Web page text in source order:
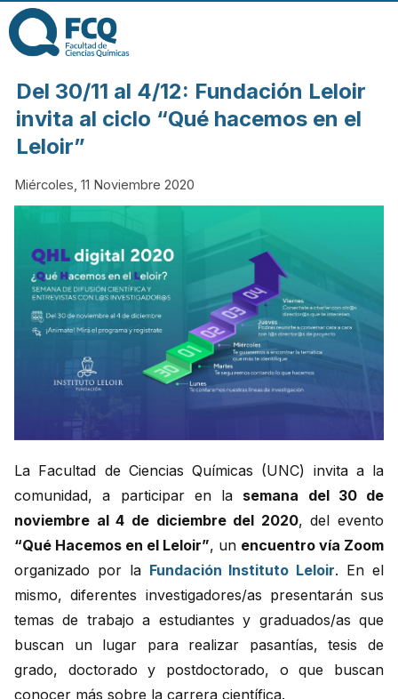
FACULTAD DE
CIENCIAS
LA
UNIVERSIDAD
NACIONAL DE
CÓRDOBA
Del 30/11 al 4/12: Fundación Leloir
invita al ciclo “Qué hacemos en el
Leloir”
Miércoles, 11 Noviembre 2020
La Facultad de Ciencias Químicas (UNC) invita a la
comunidad, a participar en la semana del 30 de
noviembre al 4 de diciembre del 2020, del evento
“Qué Hacemos en el Leloir”, un encuentro vía Zoom
organizado por la Fundación Instituto Leloir. En el
mismo, diferentes investigadores/as presentarán sus
temas de trabajo a estudiantes y graduados/as que
buscan un lugar para realizar pasantías, tesis de
grado, doctorado y postdoctorado, o que buscan
conocer más sobre la carrera científica.